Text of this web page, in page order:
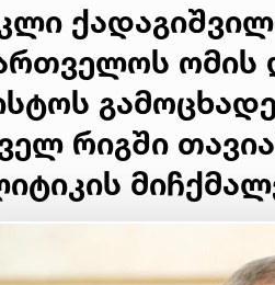
ომის
რიგში